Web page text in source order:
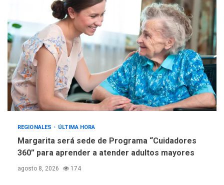
REGIONALES ÚLTIMA HORA
Margarita será sede de Programa “Cuidadores
360” para aprender a atender adultos mayores
agosto 8, 2026 174